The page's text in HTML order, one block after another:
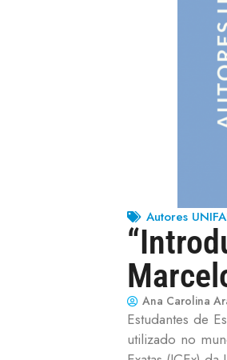
Autores
Ana Carolina
Estudantes de
utilizado no